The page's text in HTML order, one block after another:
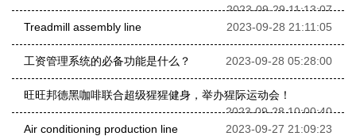
2023-09-29 11:13:07
Treadmill assembly line
2023-09-28 21:11:05
工资管理系统的必备功能是什么？ 2023-09-28 05:28:00
旺旺邦德黑咖啡联合超级猩猩健身，举办猩际运动会！
2023-09-28 10:00:40
Air conditioning production line
2023-09-27 21:09:23